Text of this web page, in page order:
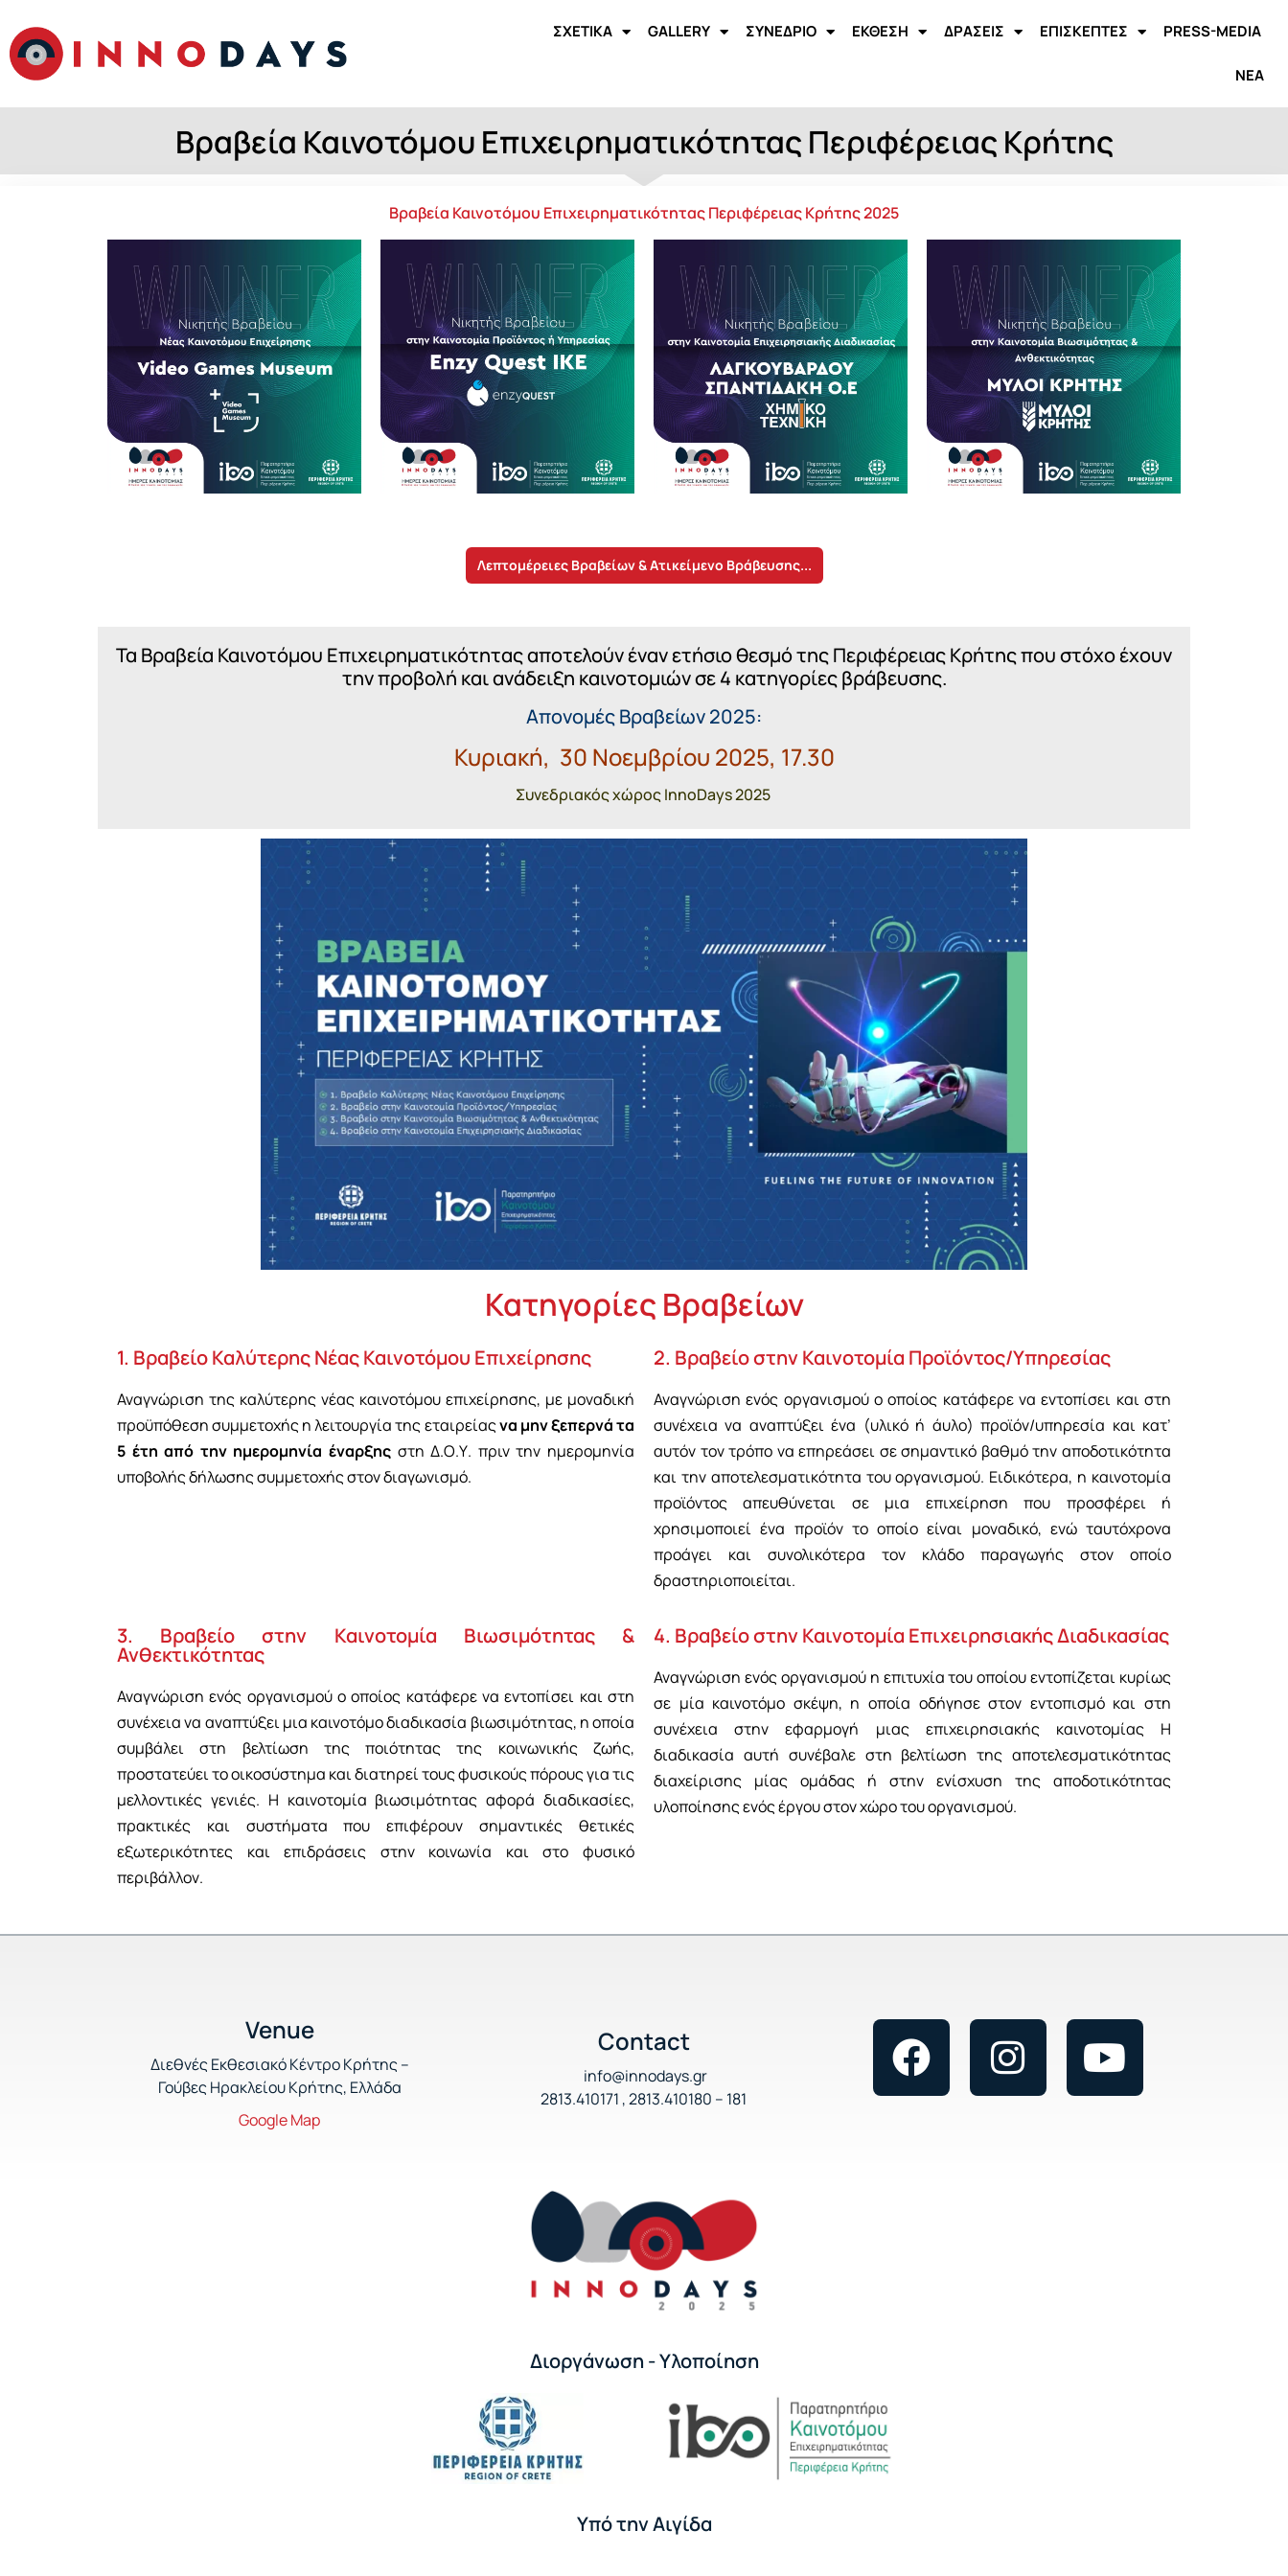
ΣΧΕΤΙΚΑ GALLERY ΣΥΝΕΔΡΙΟ ΕΚΘΕΣΗ ΔΡΑΣΕΙΣ ΕΠΙΣΚΕΠΤΕΣ PRESS-MEDIA
ΝΕΑ
Βραβεία Καινοτόμου Επιχειρηματικότητας Περιφέρειας Κρήτης
Βραβεία Καινοτόμου Επιχειρηματικότητας Περιφέρειας Κρήτης 2025
Λεπτομέρειες Βραβείων & Ατικείμενο Βράβευσης...
Τα Βραβεία Καινοτόμου Επιχειρηματικότητας αποτελούν έναν ετήσιο θεσμό της Περιφέρειας Κρήτης που στόχο έχουν
την προβολή και ανάδειξη καινοτομιών σε 4 κατηγορίες βράβευσης.
Απονομές Βραβείων 2025:
Κυριακή, 30 Νοεμβρίου 2025, 17.30
Συνεδριακός χώρος InnoDays 2025
Κατηγορίες Βραβείων
1. Βραβείο Καλύτερης Νέας Καινοτόμου Επιχείρησης
Αναγνώριση της καλύτερης νέας καινοτόμου επιχείρησης, με μοναδική
προϋπόθεση συμμετοχής η λειτουργία της εταιρείαςνα μην ξεπερνά τα
5 έτη από την ημερομηνία έναρξης στη Δ.Ο.Υ. πριν την ημερομηνία
υποβολής δήλωσης συμμετοχής στον διαγωνισμό.
2. Βραβείο στην Καινοτομία Προϊόντος/Υπηρεσίας
Αναγνώριση ενός οργανισμού ο οποίος κατάφερε να εντοπίσει και στη
συνέχεια να αναπτύξει ένα (υλικό ή άυλο) προϊόν/υπηρεσία και κατ’
αυτόν τον τρόπο να επηρεάσει σε σημαντικό βαθμό την αποδοτικότητα
και την αποτελεσματικότητα του οργανισμού. Ειδικότερα, η καινοτομία
προϊόντος απευθύνεται σε μια επιχείρηση που προσφέρει ή
χρησιμοποιεί ένα προϊόν το οποίο είναι μοναδικό, ενώ ταυτόχρονα
προάγει και συνολικότερα τον κλάδο παραγωγής στον οποίο
δραστηριοποιείται.
3. Βραβείο στην Καινοτομία Βιωσιμότητας &
Ανθεκτικότητας
Αναγνώριση ενός οργανισμού ο οποίος κατάφερε να εντοπίσει και στη
συνέχεια να αναπτύξει μια καινοτόμο διαδικασία βιωσιμότητας, η οποία
συμβάλει στη βελτίωση της ποιότητας της κοινωνικής ζωής,
προστατεύει το οικοσύστημα και διατηρεί τους φυσικούς πόρους για τις
μελλοντικές γενιές. Η καινοτομία βιωσιμότητας αφορά διαδικασίες,
πρακτικές και συστήματα που επιφέρουν σημαντικές θετικές
εξωτερικότητες και επιδράσεις στην κοινωνία και στο φυσικό
περιβάλλον.
4. Βραβείο στην Καινοτομία Επιχειρησιακής Διαδικασίας
Αναγνώριση ενός οργανισμού η επιτυχία του οποίου εντοπίζεται κυρίως
σε μία καινοτόμο σκέψη, η οποία οδήγησε στον εντοπισμό και στη
συνέχεια στην εφαρμογή μιας επιχειρησιακής καινοτομίας Η
διαδικασία αυτή συνέβαλε στη βελτίωση της αποτελεσματικότητας
διαχείρισης μίας ομάδας ή στην ενίσχυση της αποδοτικότητας
υλοποίησης ενός έργου στον χώρο του οργανισμού.
Venue
Διεθνές Εκθεσιακό Κέντρο Κρήτης –
Γούβες Ηρακλείου Κρήτης, Ελλάδα
Google Map
Contact
info@innodays.gr
2813.410171 , 2813.410180 – 181
Διοργάνωση - Υλοποίηση
Υπό την Αιγίδα